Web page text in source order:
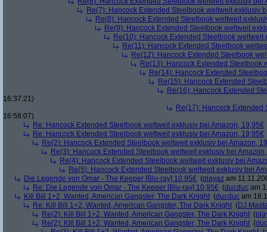
Re(7): Hancock Extended Steelbook weltweit exklusiv
Re(8): Hancock Extended Steelbook weltweit
Re(9): Hancock Extended Steelbook weltweit
Re(10): Hancock Extended Steelbook weltweit
Re(11): Hancock Extended Steelbook
Re(12): Hancock Extended Steelbook
Re(13): Hancock Extended Steelbook
Re(14): Hancock Extended
Re(15): Hancock Extended
Re(16): Hancock Extended
16:37:21)
Re(17): Hancock
16:58:07)
Re: Hancock Extended Steelbook weltweit exklusiv bei Amazon, 19,95€
Re: Hancock Extended Steelbook weltweit exklusiv bei Amazon, 19,95€
Re(2): Hancock Extended Steelbook weltweit exklusiv bei Amazon,
Re(3): Hancock Extended Steelbook weltweit exklusiv bei
Re(4): Hancock Extended Steelbook weltweit exklusiv bei
Re(5): Hancock Extended Steelbook weltweit exklusiv bei
Die Legende von Omar - The Keeper [Blu-ray] 10,95€ (playaz am
Re: Die Legende von Omar - The Keeper [Blu-ray] 10,95€ (ducduc am
Kill Bill 1+2, Wanted, American Gangster, The Dark Knight (ducduc am
Re: Kill Bill 1+2, Wanted, American Gangster, The Dark Knight (DJ
Re(2): Kill Bill 1+2, Wanted, American Gangster, The Dark Knight (
Re(2): Kill Bill 1+2, Wanted, American Gangster, The Dark Knight (